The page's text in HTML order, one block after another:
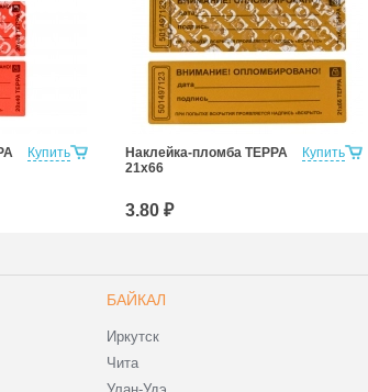
Купить Купить
Наклейка-пломба ТЕРРА
21х66
3.80 ₽
БАЙКАЛ
Иркутск
Чита